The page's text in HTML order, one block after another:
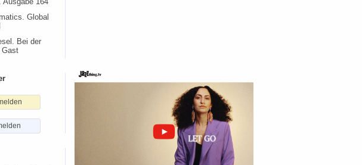
Ausgabe 164
Global
Bei der
Gast